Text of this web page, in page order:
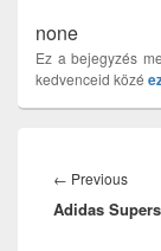
none
Ez a bejegyzés
kedvenceid közé
navigáció
← Previous
post:
Adidas